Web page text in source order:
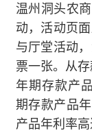
温州洞头农
动，活动页
与厅堂活动
票一张。从
年期存款产
期存款产品
产品年利率高